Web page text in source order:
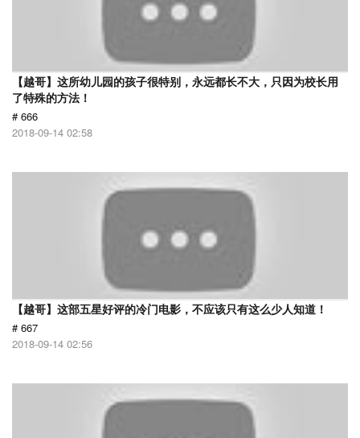
【越哥】这所幼儿园的孩子很特别，永远都长不大，只因为校长用
了特殊的方法！
# 666
2018-09-14 02:58
【越哥】这部五星好评的冷门电影，不应该只有这么少人知道！
# 667
2018-09-14 02:56